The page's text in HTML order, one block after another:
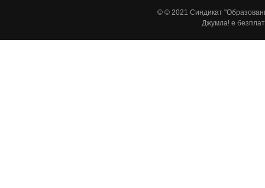
© © 2021 Синдикат
Джумла! е